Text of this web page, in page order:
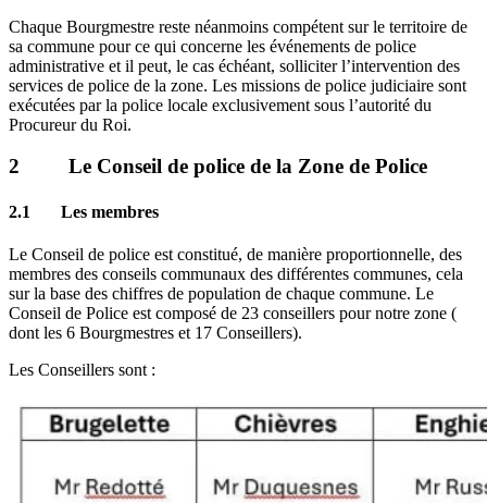
Chaque Bourgmestre reste néanmoins compétent sur le territoire de
sa commune pour ce qui concerne les événements de police
administrative et il peut, le cas échéant, solliciter l’intervention des
services de police de la zone. Les missions de police judiciaire sont
exécutées par la police locale exclusivement sous l’autorité du
Procureur du Roi.
2 Le Conseil de police de la Zone de Police
2.1 Les membres
Le Conseil de police est constitué, de manière proportionnelle, des
membres des conseils communaux des différentes communes, cela
sur la base des chiffres de population de chaque commune. Le
Conseil de Police est composé de 23 conseillers pour notre zone (
dont les 6 Bourgmestres et 17 Conseillers).
Les Conseillers sont :